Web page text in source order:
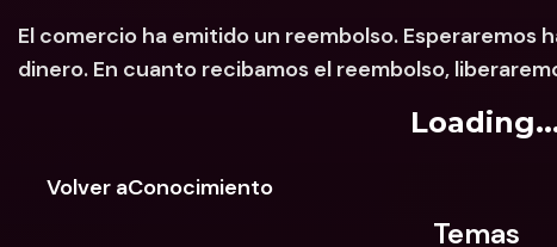
El comercio ha emitido un reembolso. Esperaremos
dinero. En cuanto recibamos el reembolso,
Volver aConocimiento
Temas